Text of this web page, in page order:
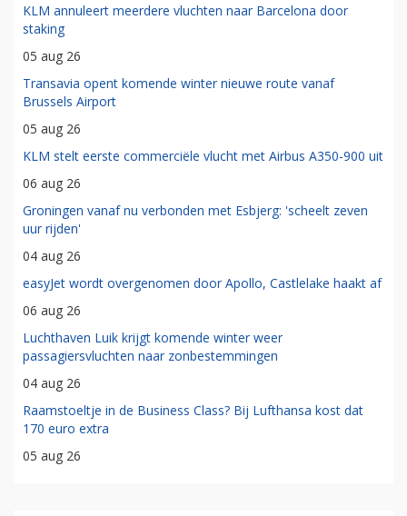
KLM annuleert meerdere vluchten naar Barcelona door
staking
05 aug 26
Transavia opent komende winter nieuwe route vanaf
Brussels Airport
05 aug 26
KLM stelt eerste commerciële vlucht met Airbus A350-900 uit
06 aug 26
Groningen vanaf nu verbonden met Esbjerg: 'scheelt zeven
uur rijden'
04 aug 26
easyJet wordt overgenomen door Apollo, Castlelake haakt af
06 aug 26
Luchthaven Luik krijgt komende winter weer
passagiersvluchten naar zonbestemmingen
04 aug 26
Raamstoeltje in de Business Class? Bij Lufthansa kost dat
170 euro extra
05 aug 26